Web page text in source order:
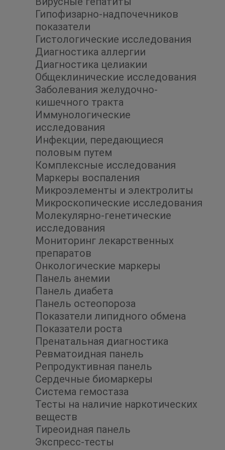
Гипофизарно-надпочечников
показатели
Гистологические исследования
Диагностика аллергии
Диагностика целиакии
Общеклинические исследования
Заболевания желудочно-
кишечного тракта
Иммунологические
исследования
Инфекции, передающиеся
половым путем
Комплексные исследования
Маркеры воспаления
Микроэлементы и электролиты
Микроскопические исследования
Молекулярно-генетические
исследования
Мониторинг лекарственных
препаратов
Онкологические маркеры
Панель анемии
Панель диабета
Панель остеопороза
Показатели липидного обмена
Показатели роста
Пренатальная диагностика
Ревматоидная панель
Репродуктивная панель
Сердечные биомаркеры
Система гемостаза
Тесты на наличие наркотических
веществ
Тиреоидная панель
Экспресс-тесты